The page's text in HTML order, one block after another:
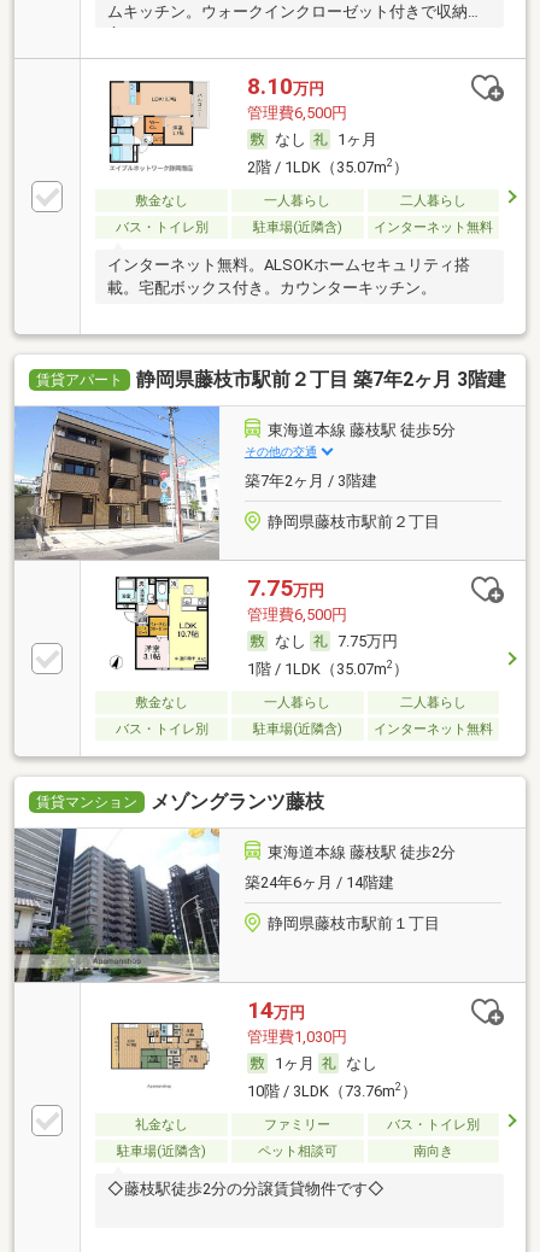
ムキッチン。ウォークインクローゼット付きで収納豊
富。
8.10万円
管理費6,500円
なし
1ヶ月
2階 / 1LDK（35.07m2）
敷金なし 一人暮らし
二人暮らし
バス・トイレ別
駐車場(近隣含) インターネット無料
インターネット無料。ALSOKホームセキュリティ搭
載。宅配ボックス付き。カウンターキッチン。
賃貸アパート 静岡県藤枝市駅前２丁目 築7年2ヶ月 3階建
東海道本線 藤枝駅 徒歩5分
その他の交通
築7年2ヶ月 / 3階建
静岡県藤枝市駅前２丁目
7.75万円
管理費6,500円
なし
7.75万円
1階 / 1LDK（35.07m2）
敷金なし 一人暮らし
二人暮らし
バス・トイレ別
駐車場(近隣含) インターネット無料
賃貸マンション メゾングランツ藤枝
東海道本線 藤枝駅 徒歩2分
築24年6ヶ月 / 14階建
静岡県藤枝市駅前１丁目
14万円
管理費1,030円
1ヶ月
なし
10階 / 3LDK（73.76m2）
礼金なし ファミリー
バス・トイレ別
駐車場(近隣含)
ペット相談可 南向き
◇藤枝駅徒歩2分の分譲賃貸物件です◇